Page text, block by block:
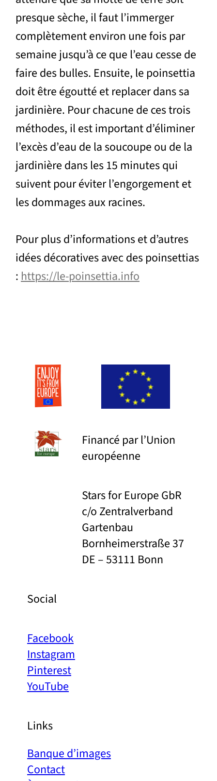
presque sèche, il faut l’immerger
complètement environ une fois par
semaine jusqu’à ce que l’eau cesse de
faire des bulles. Ensuite, le poinsettia
doit être égoutté et replacer dans sa
jardinière. Pour chacune de ces trois
méthodes, il est important d’éliminer
l’excès d’eau de la soucoupe ou de la
jardinière dans les 15 minutes qui
suivent pour éviter l’engorgement et
les dommages aux racines.
Pour plus d’informations et d’autres
idées décoratives avec des poinsettias
: https://le-poinsettia.info
Financé par l’Union
européenne
Stars for Europe GbR
c/o Zentralverband
Gartenbau
Bornheimerstraße 37
DE – 53111 Bonn
Social
Facebook
Instagram
Pinterest
YouTube
Links
Banque d’images
Contact